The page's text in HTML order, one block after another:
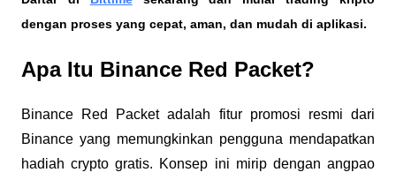
dengan proses yang cepat, aman, dan mudah di aplikasi.
Apa Itu Binance Red Packet?
Binance Red Packet adalah fitur promosi resmi dari
Binance yang memungkinkan pengguna mendapatkan
hadiah crypto gratis. Konsep ini mirip dengan angpao